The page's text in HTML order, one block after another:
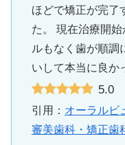
ほどで矯正が完了
た。 現在治療開
ルもなく歯が順調
いして本当に良か
5.0
引用： オーラルビ
審美歯科・矯正歯